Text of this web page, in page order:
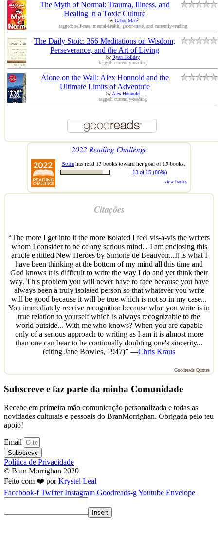
The Myth of Normal: Trauma, Illness, and
Healing in a Toxic Culture
by Gabor Maté
tagged: self-care, mental-health, gabor-maté, and currently-reading
The Daily Stoic: 366 Meditations on Wisdom,
Perseverance, and the Art of Living
by Ryan Holiday
tagged: currently-reading
Alone on the Wall: Alex Honnold and the
Ultimate Limits of Adventure
byAlex Honnold
tagged: currently-reading
2022 Reading Challenge
Sofiahas read 13 books toward her goal of 15 books.
13 of 15 (86%)
view books
Citações
“The more I get into it the more isolated I feel vis-à-vis the writers
whom I consider to be of any serious mind... I am enclosing this
article entitled New Heroes by Simone de Beauvoir...It is what I
have been thinking at the bottom of my mind all this time and
God knows it is difficult to write the way I do and yet think their
way. This problem you will never have to face because you have
always been a truly isolated person so that whatever you write
will be good because it will be true which is not so in my case...
You immediately receive recognition because what you write is in
true relation to yourself which is always recognizable to the
world outside... With me who knows? When you are capable
only of a serious approach to writing as I am it is almost more
than one can bear to be continually doubting one's sincerity...
(citing Jane Bowles, 1947)” —Chris Kraus
Goodreads Quotes
Subscreve e faz parte da minha Comunidade
Recebe em primeira mão comunicação personalizada e todas as
novidades culturais e pessoais do BranMorrighan. Obrigada pelo teu
apoio!
Email
Subscreve
Política de Privacidade
© Bran Morrighan 2020
Feito com ❤️ porKrystel Leal
Facebook-f Twitter Instagram Goodreads-gYoutube Envelope
Insert